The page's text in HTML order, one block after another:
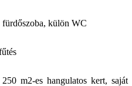
fürdőszoba, külön WC
m2-es hangulatos kert, saját